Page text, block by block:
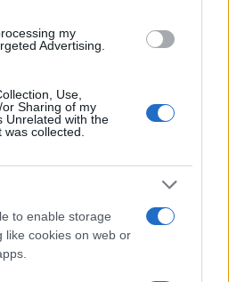
and its third-party tags to
my
Advertising.
Use,
Sharing of my
Unrelated with the
collected.
to enable storage
like cookies on web or